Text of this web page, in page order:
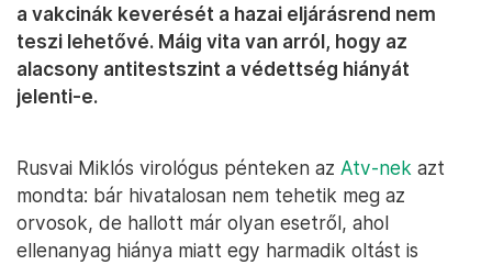
a vakcinák keverését a hazai eljárásrend nem
teszi lehetővé. Máig vita van arról, hogy az
alacsony antitestszint a védettség hiányát
jelenti-e.
Rusvai Miklós virológus pénteken az Atv-nek azt
mondta: bár hivatalosan nem tehetik meg az
orvosok, de hallott már olyan esetről, ahol
ellenanyag hiánya miatt egy harmadik oltást is